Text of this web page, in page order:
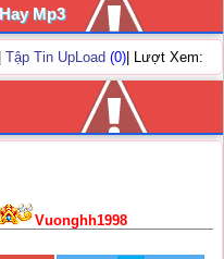
Mp3
Tập Tin UpLoad (0) | Lượt Xem:
Vuonghh1998